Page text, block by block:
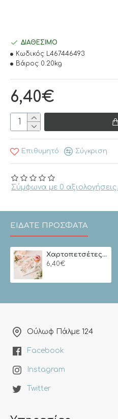
Σύμφωνα με 0 αξιολογήσεις.
6,40€
ΔΙΑΘΈΣΙΜΟ
Κωδικός: L467446493
Βάρος: 0.20kg
Επιθυμητό Σύγκριση
ΕΙΔΑΤΕ ΠΡΟΣΦΑΤΑ
Xαρτοπετσέτες Team Bride Floral Hen Party (16 Tεμάχια)
6,40€
Ούλωφ Πάλμε 124
Facebook
Instagram
Twitter